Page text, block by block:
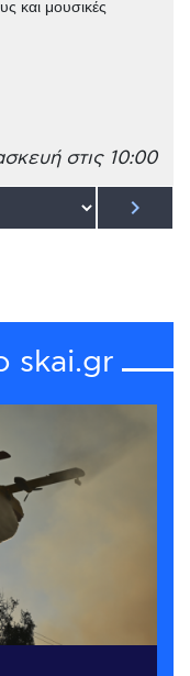
και μουσικές
στις 10:00
keyboard_arrow_right
skai.gr